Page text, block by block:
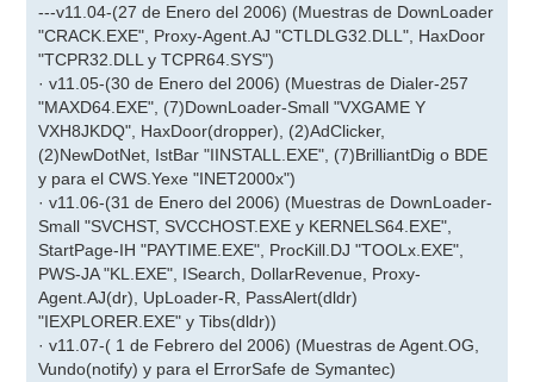
---v11.04-(27 de Enero del 2006) (Muestras de DownLoader
"CRACK.EXE", Proxy-Agent.AJ "CTLDLG32.DLL", HaxDoor
"TCPR32.DLL y TCPR64.SYS")
· v11.05-(30 de Enero del 2006) (Muestras de Dialer-257
"MAXD64.EXE", (7)DownLoader-Small "VXGAME Y
VXH8JKDQ", HaxDoor(dropper), (2)AdClicker,
(2)NewDotNet, IstBar "IINSTALL.EXE", (7)BrilliantDig o BDE
y para el CWS.Yexe "INET2000x")
· v11.06-(31 de Enero del 2006) (Muestras de DownLoader-
Small "SVCHST, SVCCHOST.EXE y KERNELS64.EXE",
StartPage-IH "PAYTIME.EXE", ProcKill.DJ "TOOLx.EXE",
PWS-JA "KL.EXE", ISearch, DollarRevenue, Proxy-
Agent.AJ(dr), UpLoader-R, PassAlert(dldr)
"IEXPLORER.EXE" y Tibs(dldr))
· v11.07-( 1 de Febrero del 2006) (Muestras de Agent.OG,
Vundo(notify) y para el ErrorSafe de Symantec)